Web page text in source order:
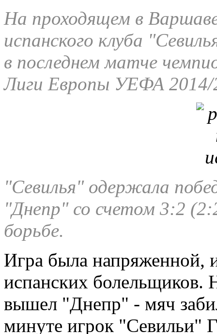
На проходящем в
испанского клуба
в последнем матче
Лиги Европы УЕФА 2014/
"Севилья" одержала
"Днепр" со счетом 3:2
борьбе.
Игра была напряженной,
испанских болельщиков.
вышел "Днепр" - мяч
минуте игрок "Севильи"